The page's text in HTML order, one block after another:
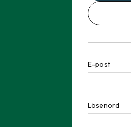
E-post
Lösenord